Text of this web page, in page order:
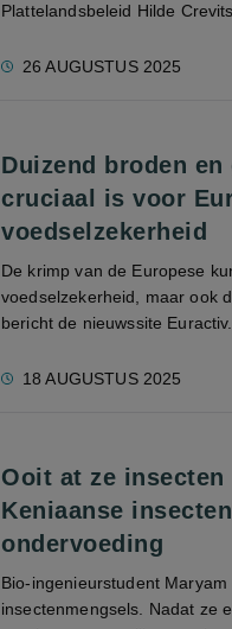
Plattelandsbeleid Hilde
26 AUGUSTUS 2025
Duizend broden
cruciaal is voor
voedselzekerheid
De krimp van de Europese
voedselzekerheid, maar ook
bericht de nieuwssite
18 AUGUSTUS 2025
Ooit at ze
Keniaanse
ondervoeding
Bio-ingenieurstudent
insectenmengsels. Nadat ze